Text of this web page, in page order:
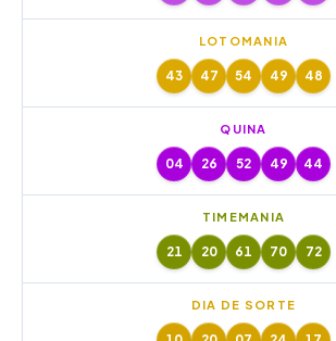
LOTOMANIA
43 47 54 49 48
QUINA
04 26 52 49 44
TIMEMANIA
21 20 61 70 72
DIA DE SORTE